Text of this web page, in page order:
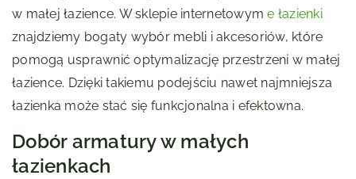
w małej łazience. W sklepie internetowyme łazienki
znajdziemy bogaty wybór mebli i akcesoriów, które
pomogą usprawnić optymalizację przestrzeni w małej
łazience. Dzięki takiemu podejściu nawet najmniejsza
łazienka może stać się funkcjonalna i efektowna.
Dobór armatury w małych
łazienkach